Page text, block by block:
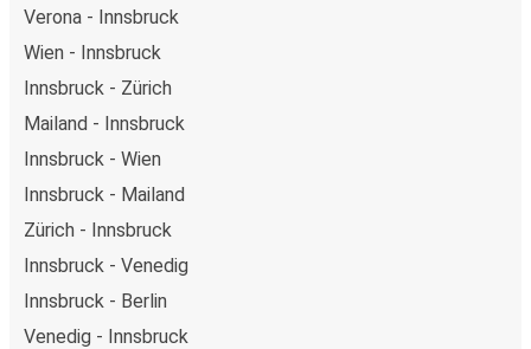
Verona - Innsbruck
Wien - Innsbruck
Innsbruck - Zürich
Mailand - Innsbruck
Innsbruck - Wien
Innsbruck - Mailand
Zürich - Innsbruck
Innsbruck - Venedig
Innsbruck - Berlin
Venedig - Innsbruck